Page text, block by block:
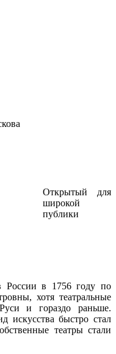
Открытый для
широкой
публики
России в 1756 году по
хотя театральные
и гораздо раньше.
искусства быстро стал
театры стали